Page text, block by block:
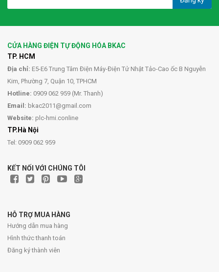
CỬA HÀNG ĐIỆN TỰ ĐỘNG HÓA BKAC
TP. HCM
Địa chỉ: E5-E6 Trung Tâm Điện Máy-Điện Tử Nhật Tảo-Cao ốc B Nguyễn
Kim, Phường 7, Quận 10, TPHCM
Hotline: 0909 062 959 (Mr. Thanh)
Email: bkac2011@gmail.com
Website: plc-hmi.conline
TP.Hà Nội
Tel: 0909 062 959
KẾT NỐI VỚI CHÚNG TÔI
HỖ TRỢ MUA HÀNG
Hướng dẫn mua hàng
Hình thức thanh toán
Đăng ký thành viên